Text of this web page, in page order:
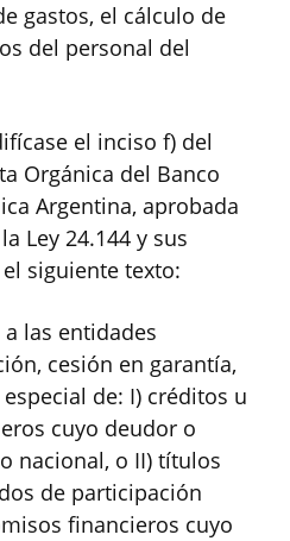
gastos, el cálculo de
del personal del
el inciso f) del
Orgánica del Banco
Argentina, aprobada
Ley 24.144 y sus
siguiente texto:
las entidades
cesión en garantía,
de: I) créditos u
cuyo deudor o
nacional, o II) títulos
de participación
financieros cuyo